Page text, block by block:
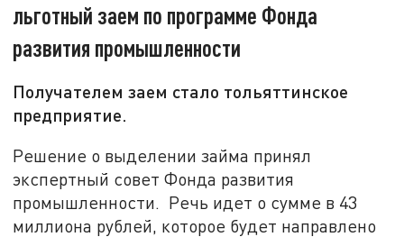
льготный заем по программе Фонда
развития промышленности
Получателем заем стало тольяттинское
предприятие.
Решение о выделении займа принял
экспертный совет Фонда развития
промышленности. Речь идет о сумме в 43
миллиона рублей, которое будет направлено